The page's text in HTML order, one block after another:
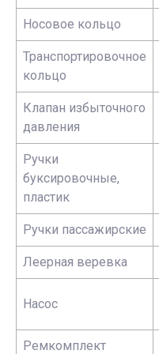
Носовое кольцо
Транспортировочное
кольцо
Клапан избыточного
давления
Ручки
буксировочные,
пластик
Ручки пассажирские
Леерная веревка
Насос
Ремкомплект